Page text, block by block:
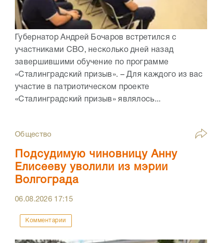
Губернатор Андрей Бочаров встретился с
участниками СВО, несколько дней назад
завершившими обучение по программе
«Сталинградский призыв». – Для каждого из вас
участие в патриотическом проекте
«Сталинградский призыв» являлось...
Общество
Подсудимую чиновницу Анну
Елисееву уволили из мэрии
Волгограда
06.08.2026 17:15
Комментарии